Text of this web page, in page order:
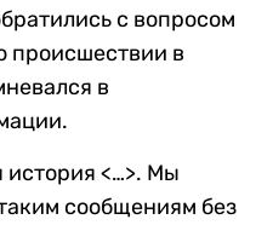
с вопросом
происшествии в
в
<…>. Мы
сообщениям без